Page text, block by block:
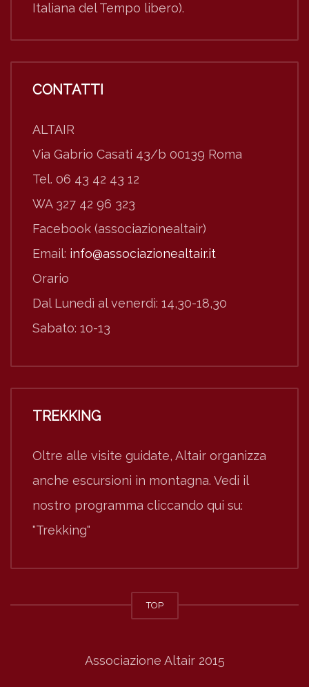
Italiana del Tempo libero).
CONTATTI
ALTAIR
Via Gabrio Casati 43/b 00139 Roma
Tel. 06 43 42 43 12
WA 327 42 96 323
Facebook (associazionealtair)
Email: info@associazionealtair.it
Orario
Dal Lunedì al venerdì: 14,30-18,30
Sabato: 10-13
TREKKING
Oltre alle visite guidate, Altair organizza
anche escursioni in montagna. Vedi il
nostro programma cliccando qui su:
"Trekking"
TOP
Associazione Altair 2015